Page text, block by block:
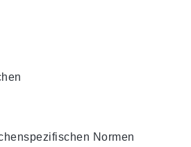
Normen